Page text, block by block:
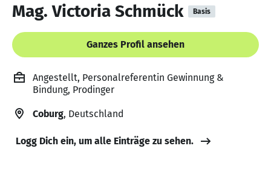
Mag. Victoria Schmück Basis
Ganzes Profil ansehen
Angestellt, Personalreferentin Gewinnung &
Bindung, Prodinger
Coburg, Deutschland
Logg Dich ein, um alle Einträge zu sehen.